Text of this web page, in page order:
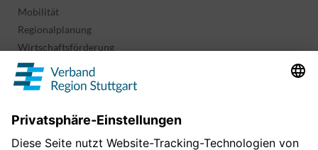
Mobilität
Regionalplanung
Wirtschaftsförderung
Sport und Kultur
Projekte & Programme